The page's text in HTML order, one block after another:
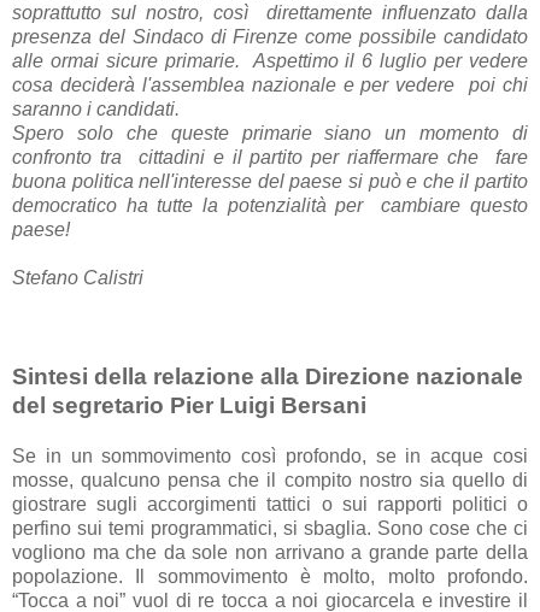
soprattutto sul nostro, così direttamente influenzato dalla
presenza del Sindaco di Firenze come possibile candidato
alle ormai sicure primarie. Aspettimo il 6 luglio per vedere
cosa deciderà l'assemblea nazionale e per vedere poi chi
saranno i candidati.
Spero solo che queste primarie siano un momento di
confronto tra cittadini e il partito per riaffermare che fare
buona politica nell'interesse del paese si può e che il partito
democratico ha tutte la potenzialità per cambiare questo
paese!
Stefano Calistri
Sintesi della relazione alla Direzione nazionale
del segretario Pier Luigi Bersani
Se in un sommovimento così profondo, se in acque cosi
mosse, qualcuno pensa che il compito nostro sia quello di
giostrare sugli accorgimenti tattici o sui rapporti politici o
perfino sui temi programmatici, si sbaglia. Sono cose che ci
vogliono ma che da sole non arrivano a grande parte della
popolazione. Il sommovimento è molto, molto profondo.
“Tocca a noi” vuol di re tocca a noi giocarcela e investire il